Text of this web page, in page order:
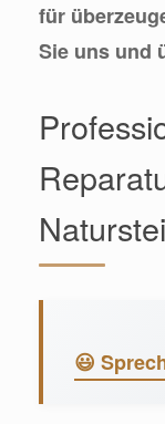
für
Sie uns und
😃